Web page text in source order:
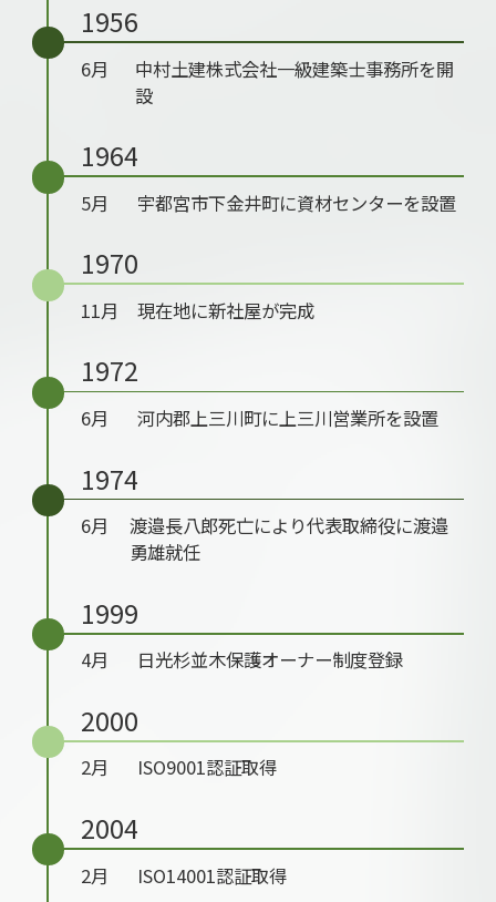
1956
6月
中村土建株式会社一級建築士事務所を開
設
1964
5月 宇都宮市下金井町に資材センターを設置
1970
11月 現在地に新社屋が完成
1972
6月 河内郡上三川町に上三川営業所を設置
1974
6月
渡邉長八郎死亡により代表取締役に渡邉
勇雄就任
1999
4月 日光杉並木保護オーナー制度登録
2000
2月 ISO9001認証取得
2004
2月 ISO14001認証取得